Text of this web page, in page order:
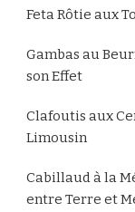
Feta Rôtie aux
Gambas au
son Effet
Clafoutis aux
Limousin
Cabillaud à la
entre Terre et